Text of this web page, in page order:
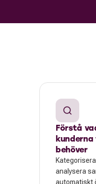
Förstå
behöver
analysera
automatiskt